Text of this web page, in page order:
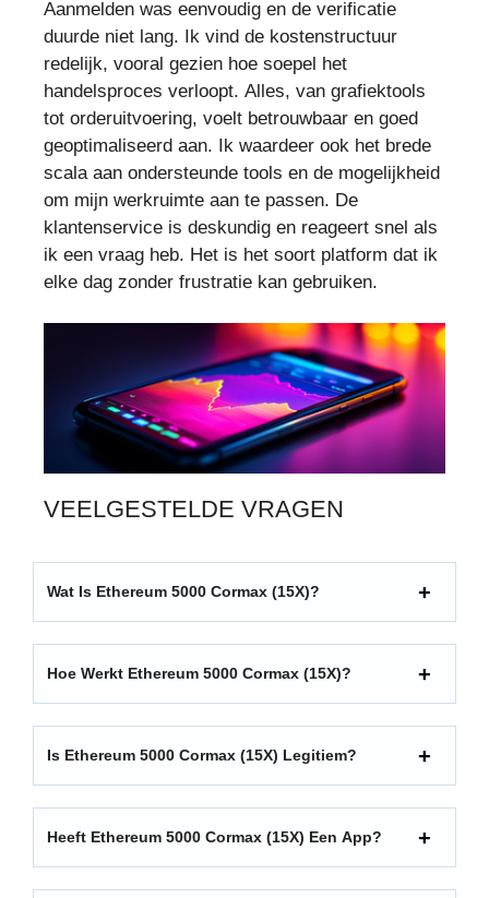
Aanmelden was eenvoudig en de verificatie
duurde niet lang. Ik vind de kostenstructuur
redelijk, vooral gezien hoe soepel het
handelsproces verloopt. Alles, van grafiektools
tot orderuitvoering, voelt betrouwbaar en goed
geoptimaliseerd aan. Ik waardeer ook het brede
scala aan ondersteunde tools en de mogelijkheid
om mijn werkruimte aan te passen. De
klantenservice is deskundig en reageert snel als
ik een vraag heb. Het is het soort platform dat ik
elke dag zonder frustratie kan gebruiken.
VEELGESTELDE VRAGEN
Wat Is Ethereum 5000 Cormax (15X)?
Hoe Werkt Ethereum 5000 Cormax (15X)?
Is Ethereum 5000 Cormax (15X) Legitiem?
Heeft Ethereum 5000 Cormax (15X) Een App?